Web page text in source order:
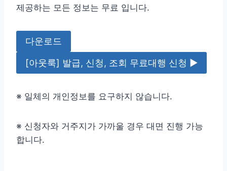
제공하는 모든 정보는 무료 입니다.
다운로드
[아웃룩] 발급, 신청, 조회 무료대행 신청 ▶
※ 일체의 개인정보를 요구하지 않습니다.
※ 신청자와 거주지가 가까울 경우 대면 진행 가능
합니다.